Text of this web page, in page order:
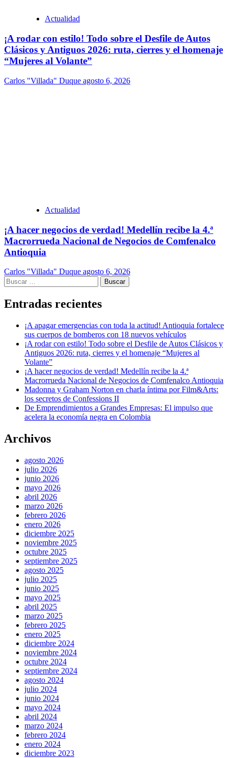
Actualidad
¡A rodar con estilo! Todo sobre el Desfile de Autos
Clásicos y Antiguos 2026: ruta, cierres y el homenaje
“Mujeres al Volante”
Carlos "Villada" Duque agosto 6, 2026
Actualidad
¡A hacer negocios de verdad! Medellín recibe la 4.ª
Macrorrueda Nacional de Negocios de Comfenalco
Antioquia
Carlos "Villada" Duque agosto 6, 2026
Buscar:
Entradas recientes
¡A apagar emergencias con toda la actitud! Antioquia fortalece
sus cuerpos de bomberos con 18 nuevos vehículos
¡A rodar con estilo! Todo sobre el Desfile de Autos Clásicos y
Antiguos 2026: ruta, cierres y el homenaje “Mujeres al
Volante”
¡A hacer negocios de verdad! Medellín recibe la 4.ª
Macrorrueda Nacional de Negocios de Comfenalco Antioquia
Madonna y Graham Norton en charla íntima por Film&Arts:
los secretos de Confessions II
De Emprendimientos a Grandes Empresas: El impulso que
acelera la economía negra en Colombia
Archivos
agosto 2026
julio 2026
junio 2026
mayo 2026
abril 2026
marzo 2026
febrero 2026
enero 2026
diciembre 2025
noviembre 2025
octubre 2025
septiembre 2025
agosto 2025
julio 2025
junio 2025
mayo 2025
abril 2025
marzo 2025
febrero 2025
enero 2025
diciembre 2024
noviembre 2024
octubre 2024
septiembre 2024
agosto 2024
julio 2024
junio 2024
mayo 2024
abril 2024
marzo 2024
febrero 2024
enero 2024
diciembre 2023